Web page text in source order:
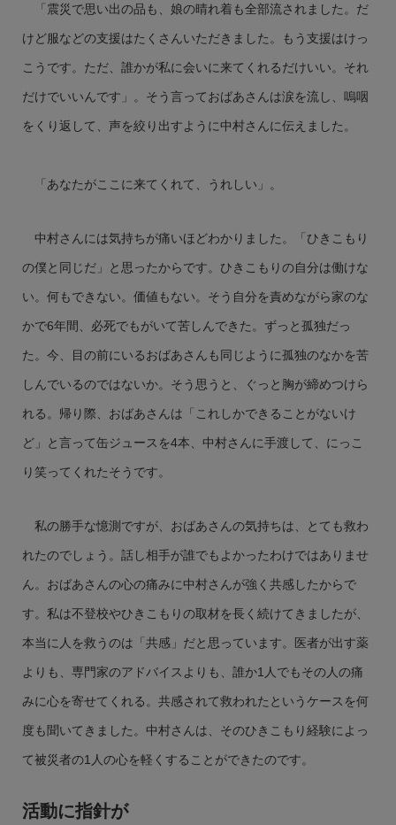
「震災で思い出の品も、娘の晴れ着も全部流されました。だ
けど服などの支援はたくさんいただきました。もう支援はけっ
こうです。ただ、誰かが私に会いに来てくれるだけいい。それ
だけでいいんです」。そう言っておばあさんは涙を流し、嗚咽
をくり返して、声を絞り出すように中村さんに伝えました。
「あなたがここに来てくれて、うれしい」。
中村さんには気持ちが痛いほどわかりました。「ひきこもり
の僕と同じだ」と思ったからです。ひきこもりの自分は働けな
い。何もできない。価値もない。そう自分を責めながら家のな
かで6年間、必死でもがいて苦しんできた。ずっと孤独だっ
た。今、目の前にいるおばあさんも同じように孤独のなかを苦
しんでいるのではないか。そう思うと、ぐっと胸が締めつけら
れる。帰り際、おばあさんは「これしかできることがないけ
ど」と言って缶ジュースを4本、中村さんに手渡して、にっこ
り笑ってくれたそうです。
私の勝手な憶測ですが、おばあさんの気持ちは、とても救わ
れたのでしょう。話し相手が誰でもよかったわけではありませ
ん。おばあさんの心の痛みに中村さんが強く共感したからで
す。私は不登校やひきこもりの取材を長く続けてきましたが、
本当に人を救うのは「共感」だと思っています。医者が出す薬
よりも、専門家のアドバイスよりも、誰か1人でもその人の痛
みに心を寄せてくれる。共感されて救われたというケースを何
度も聞いてきました。中村さんは、そのひきこもり経験によっ
て被災者の1人の心を軽くすることができたのです。
活動に指針が